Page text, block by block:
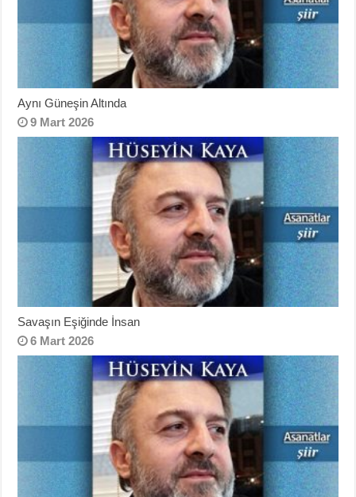
Aynı Güneşin Altında
9 Mart 2026
Savaşın Eşiğinde İnsan
6 Mart 2026